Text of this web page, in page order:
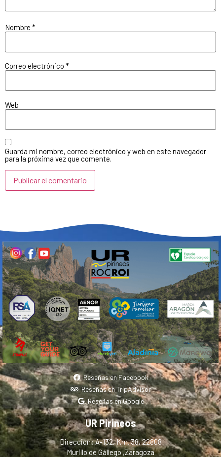
Nombre *
Correo electrónico *
Web
Guarda mi nombre, correo electrónico y web en este navegador
para la próxima vez que comente.
Reseñas en Facebook
Reseñas en TripAdvisor
Reseñas en Google
UR Pirineos
Dirección: A-132, Km. 38, 22808
Murillo de Gállego ,Zaragoza